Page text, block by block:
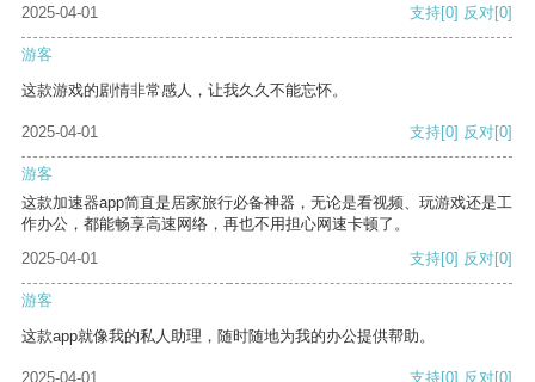
2025-04-01 支持[0] 反对[0]
游客
这款游戏的剧情非常感人，让我久久不能忘怀。
2025-04-01 支持[0] 反对[0]
游客
这款加速器app简直是居家旅行必备神器，无论是看视频、玩游戏还是工
作办公，都能畅享高速网络，再也不用担心网速卡顿了。
2025-04-01
支持[0] 反对[0]
游客
这款app就像我的私人助理，随时随地为我的办公提供帮助。
2025-04-01 支持[0] 反对[0]